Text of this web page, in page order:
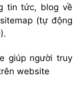
tin tức, blog về
(tự động
giúp người truy
website